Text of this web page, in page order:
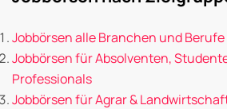
Jobbörsen alle Branchen und Berufe
Jobbörsen für Absolventen,
Professionals
Jobbörsen für Agrar &